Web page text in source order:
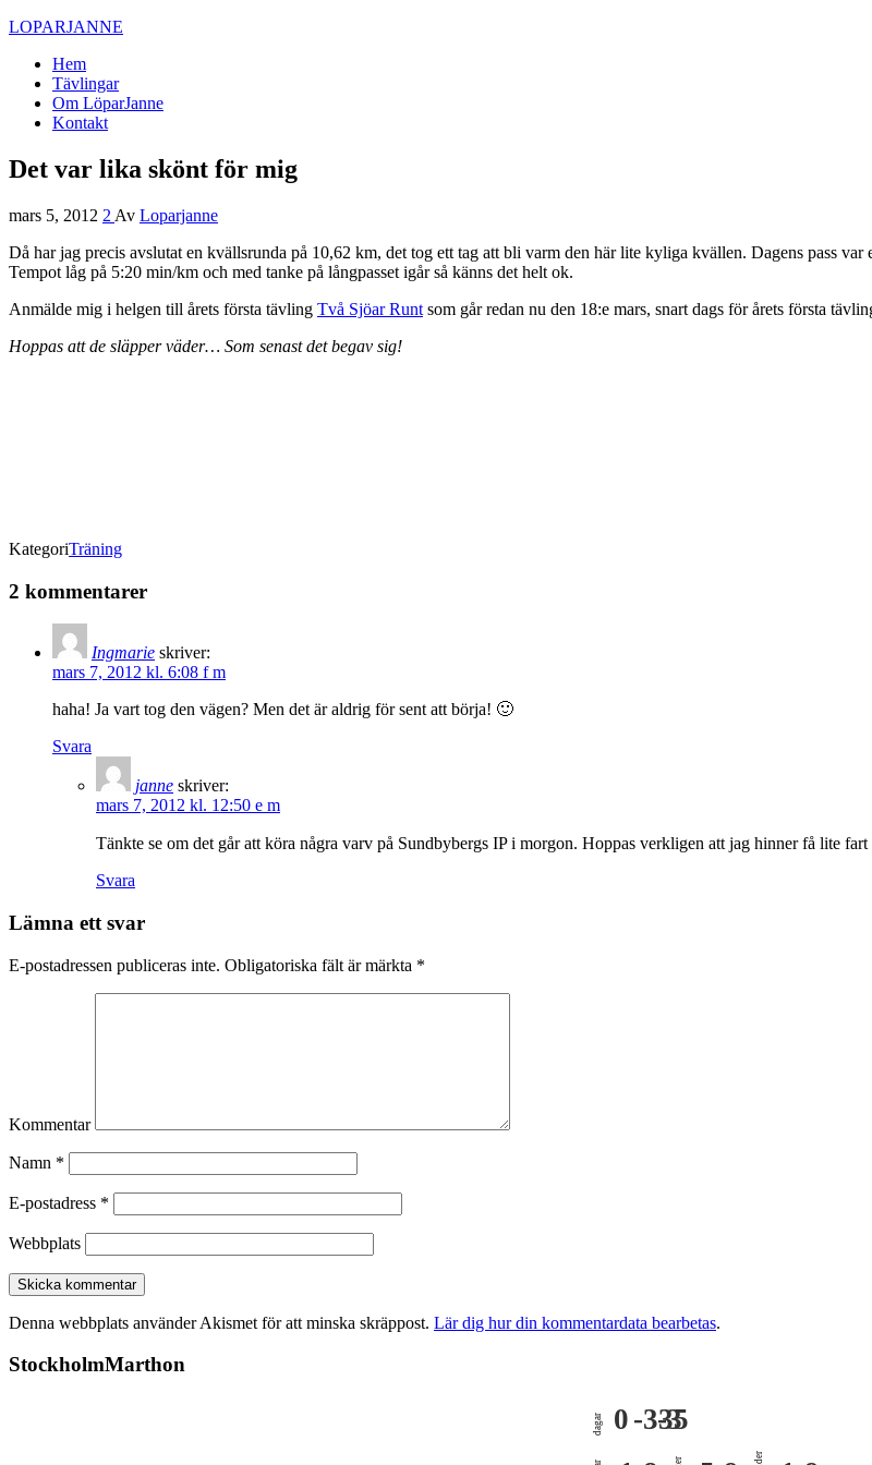
LOPARJANNE
Hem
Tävlingar
Om LöparJanne
Kontakt
Det var lika skönt för mig
mars 5, 2012 2 Av Loparjanne
Då har jag precis avslutat en kvällsrunda på 10,62 km, det tog ett tag att bli varm den här lite kyliga kvällen. Dagens pass
Tempot låg på 5:20 min/km och med tanke på långpasset igår så känns det helt ok.
Anmälde mig i helgen till årets första tävling Två Sjöar Runt som går redan nu den 18:e mars, snart dags för årets första
Hoppas att de släpper väder… Som senast det begav sig!
KategoriTräning
2 kommentarer
Ingmarie skriver:
mars 7, 2012 kl. 6:08 f m
haha! Ja vart tog den vägen? Men det är aldrig för sent att börja! 🙂
Svara
janne skriver:
mars 7, 2012 kl. 12:50 e m
Tänkte se om det går att köra några varv på Sundbybergs IP i morgon. Hoppas verkligen att jag hinner få lite
Svara
Lämna ett svar
E-postadressen publiceras inte. Obligatoriska fält är märkta *
Kommentar
Namn *
E-postadress *
Webbplats
Denna webbplats använder Akismet för att minska skräppost. Lär dig hur din kommentardata bearbetas.
StockholmMarthon
dagar 0 -335
-3